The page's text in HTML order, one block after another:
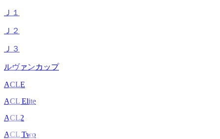
Ｊ１
Ｊ２
Ｊ３
ルヴァンカップ
ACLE
ACL Elite
ACL2
ACL Two